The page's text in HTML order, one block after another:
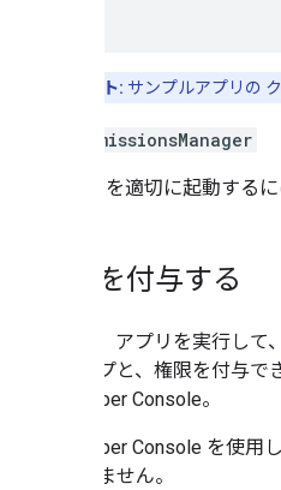
ヒント: サンプルアプリの
PermissionsManager
権限 UI を適切に起動する
権限を付与する
これで、アプリを実行し
のタイプと、権限を付与
Developer Console。
Developer Console を使用
要ありません。